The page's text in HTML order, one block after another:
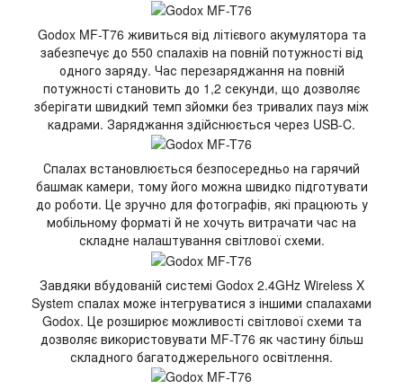
Godox MF-T76 живиться від літієвого акумулятора та
забезпечує до 550 спалахів на повній потужності від
одного заряду. Час перезаряджання на повній
потужності становить до 1,2 секунди, що дозволяє
зберігати швидкий темп зйомки без тривалих пауз між
кадрами. Заряджання здійснюється через USB-C.
Спалах встановлюється безпосередньо на гарячий
башмак камери, тому його можна швидко підготувати
до роботи. Це зручно для фотографів, які працюють у
мобільному форматі й не хочуть витрачати час на
складне налаштування світлової схеми.
Завдяки вбудованій системі Godox 2.4GHz Wireless X
System спалах може інтегруватися з іншими спалахами
Godox. Це розширює можливості світлової схеми та
дозволяє використовувати MF-T76 як частину більш
складного багатоджерельного освітлення.